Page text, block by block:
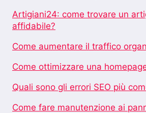
Artigiani24: come trovare un
affidabile?
Come aumentare il traffico
Come ottimizzare una
Quali sono gli errori SEO più
Come fare manutenzione ai